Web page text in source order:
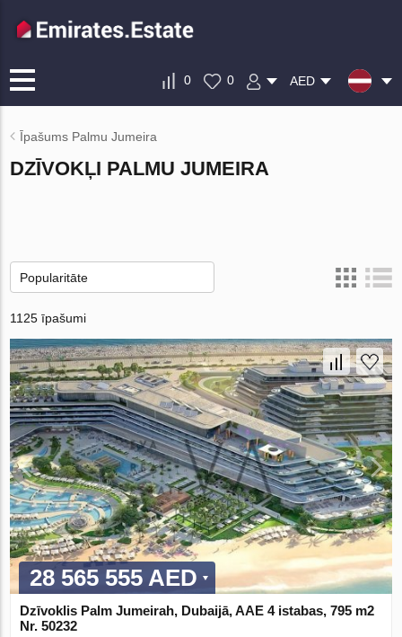
0 0 AED
Īpašums Palmu Jumeira
DZĪVOKĻI PALMU JUMEIRA
1125 īpašumi
28 565 555 AED
Dzīvoklis Palm Jumeirah, Dubaijā, AAE 4 istabas, 795 m2
Nr. 50232